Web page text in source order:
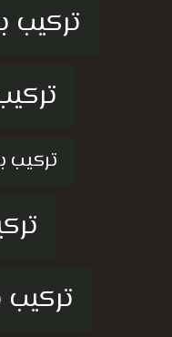
تركيب
تركيب